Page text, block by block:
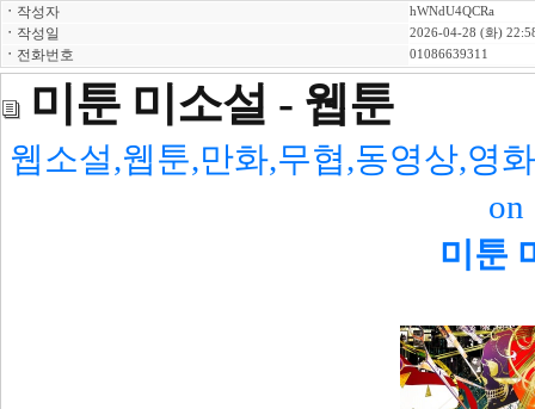
ㆍ 작성자 hWNdU4QCRa
ㆍ 작성일 2026-04-28 (화)
ㆍ 전화번호 01086639311
미툰 미소설 - 웹툰
웹소설,웹툰,만화,무협,동영상,영
on
미툰